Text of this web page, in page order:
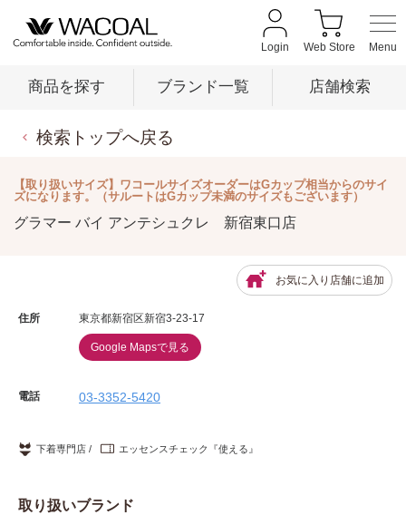
Login Web Store
商品を探す ブランド一覧 店舗検索
ブランド一覧
新着情報
重要なお知らせ
検索トップへ戻る
【取り扱いサイズ】ワコールサイズオーダーはGカップ相当からのサイ
ズになります。（サルートはGカップ未満のサイズもございます）
グラマー バイ アンテシュクレ 新宿東口店
お気に入り店舗に追加
住所 東京都新宿区新宿3-23-17
Google Mapsで見る
電話 03-3352-5420
下着専門店 エッセンスチェック『使える』
取り扱いブランド